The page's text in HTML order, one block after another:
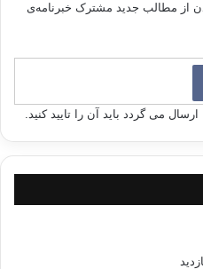
از مطالب جدید مشترک خبرنامه‌ی
می گردد باید آن را تایید کنید.